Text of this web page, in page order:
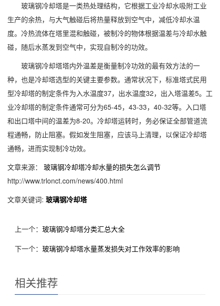
玻璃钢冷却塔是一类热处理结构，它根据工业冷却水吸附工业
生产的余热，与大气触碰后将热量释放到空气中，减低冷却水温
度。冷热流体在塔里混和触碰，被制冷的物体根据温差与冷却水触
碰，随后水蒸发到空气中，实现自制冷的功效。
玻璃钢冷却塔塔内外温差是衡量制冷功效的最有效方法的一
种，也是冷却塔选型的关键主要参数。通常状况下，标准塔式民用
型冷却塔的制定条件为入水温度37，出水温度32，出入塔温差5。工
业冷却塔的制定条件通常可分为65-45，43-33，40-32等。入口塔
和出口塔中间的温差为8-20。冷却塔运转时，务必保证全部管道流
程通畅，防止阻塞。假如发生阻塞，应该马上清理，以保证冷却塔
通畅，进而实现制冷功效。
文章来源：
玻璃钢冷却塔冷却水量的损失怎么调节
http://www.trlonct.com/news/400.html
文章关键词: 玻璃钢冷却塔
上一个： 玻璃钢冷却塔分类汇总大全
下一个： 玻璃钢冷却塔水量蒸发损失对工作效率的影响
相关推荐